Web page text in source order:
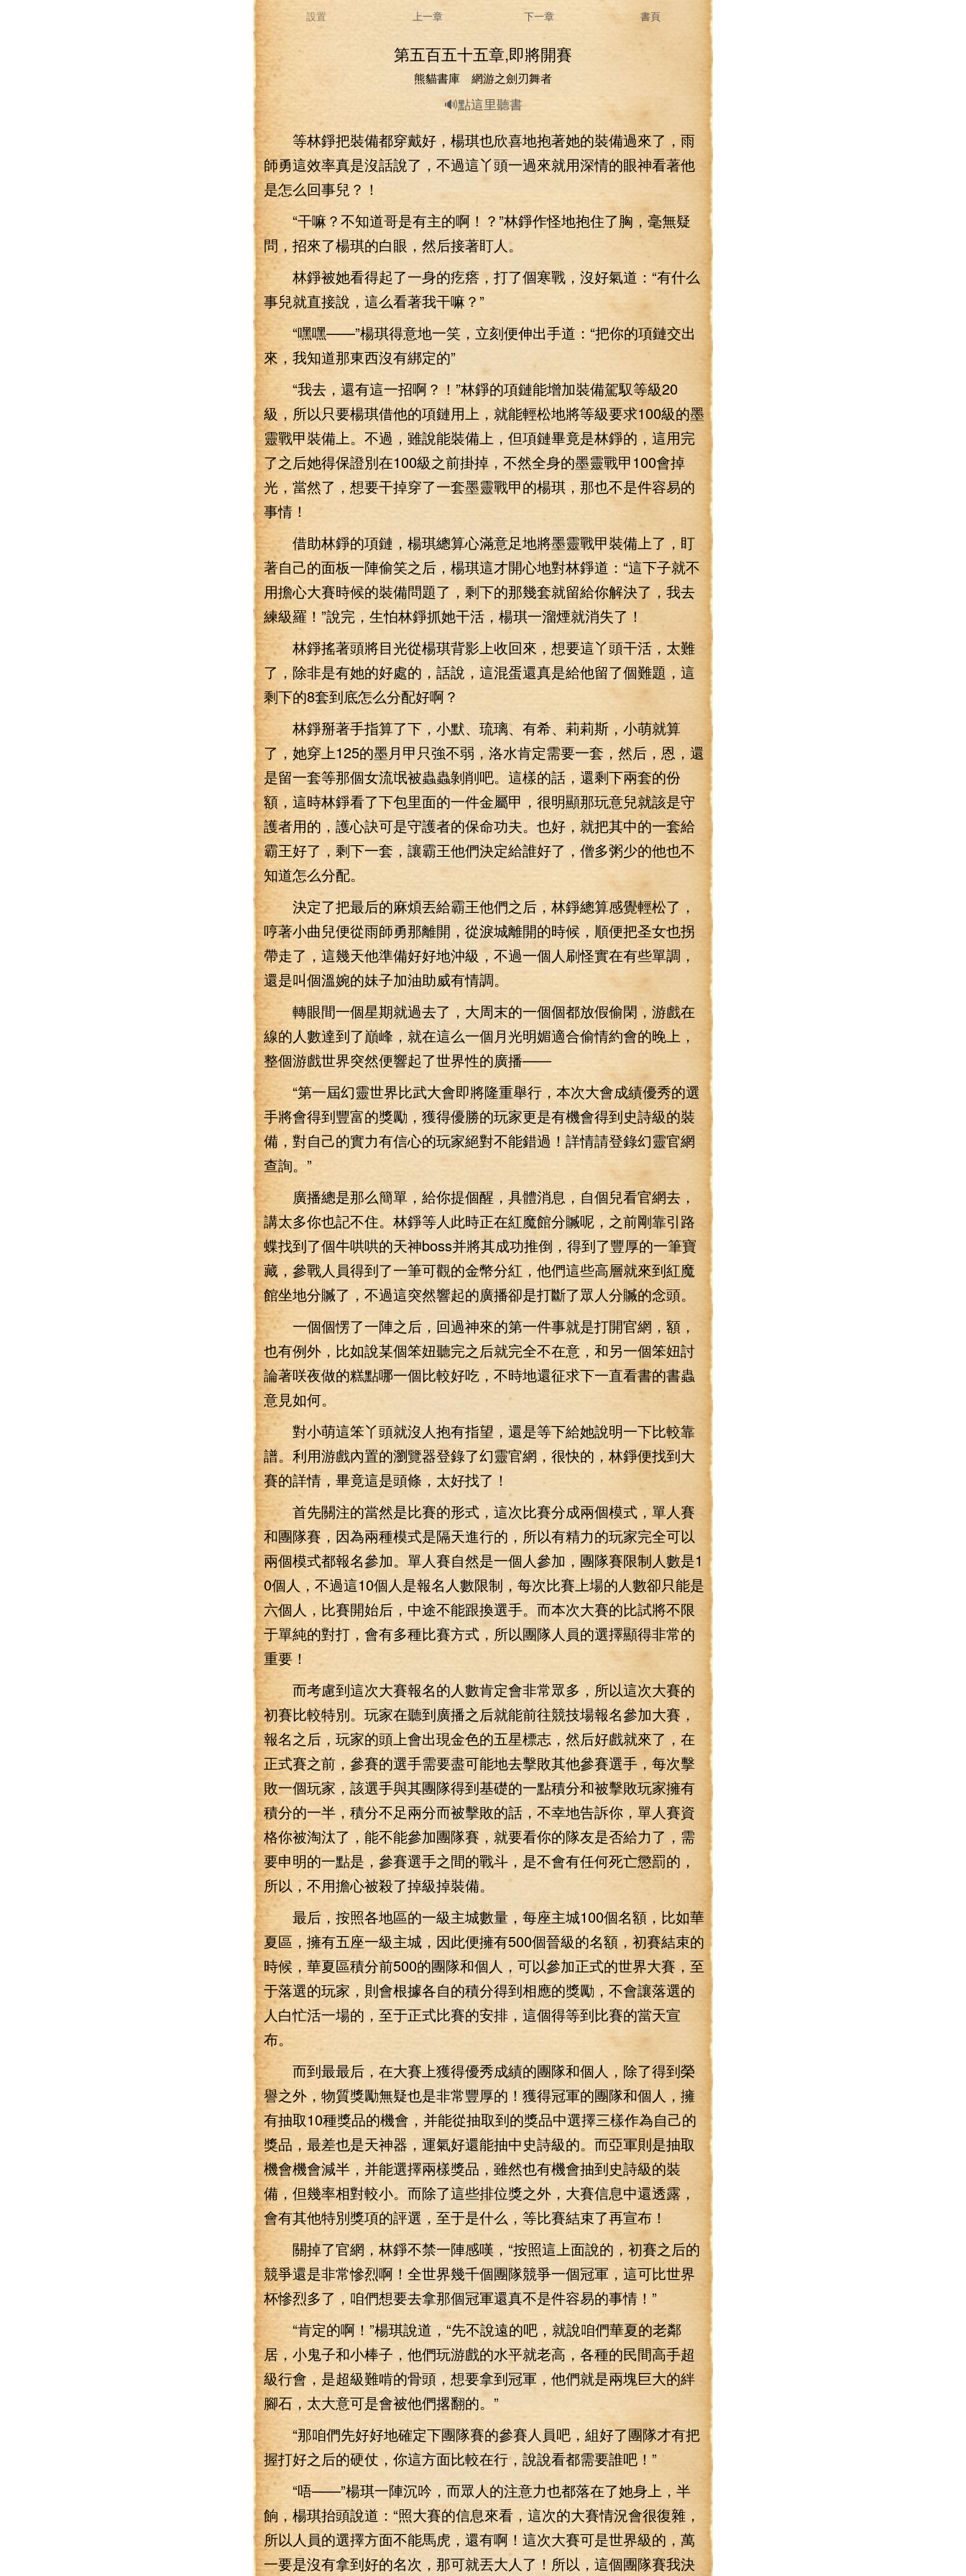
設置 上一章 下一章 書頁
第五百五十五章,即將開賽
熊貓書庫 網游之劍刃舞者
🔊點這里聽書
等林錚把裝備都穿戴好，楊琪也欣喜地抱著她的裝備過來了，雨
師勇這效率真是沒話說了，不過這丫頭一過來就用深情的眼神看著他
是怎么回事兒？！
“干嘛？不知道哥是有主的啊！？”林錚作怪地抱住了胸，毫無疑
問，招來了楊琪的白眼，然后接著盯人。
林錚被她看得起了一身的疙瘩，打了個寒戰，沒好氣道：“有什么
事兒就直接說，這么看著我干嘛？”
“嘿嘿——”楊琪得意地一笑，立刻便伸出手道：“把你的項鏈交出
來，我知道那東西沒有綁定的”
“我去，還有這一招啊？！”林錚的項鏈能增加裝備駕馭等級20
級，所以只要楊琪借他的項鏈用上，就能輕松地將等級要求100級的墨
靈戰甲裝備上。不過，雖說能裝備上，但項鏈畢竟是林錚的，這用完
了之后她得保證別在100級之前掛掉，不然全身的墨靈戰甲100會掉
光，當然了，想要干掉穿了一套墨靈戰甲的楊琪，那也不是件容易的
事情！
借助林錚的項鏈，楊琪總算心滿意足地將墨靈戰甲裝備上了，盯
著自己的面板一陣偷笑之后，楊琪這才開心地對林錚道：“這下子就不
用擔心大賽時候的裝備問題了，剩下的那幾套就留給你解決了，我去
練級羅！”說完，生怕林錚抓她干活，楊琪一溜煙就消失了！
林錚搖著頭將目光從楊琪背影上收回來，想要這丫頭干活，太難
了，除非是有她的好處的，話說，這混蛋還真是給他留了個難題，這
剩下的8套到底怎么分配好啊？
林錚掰著手指算了下，小默、琉璃、有希、莉莉斯，小萌就算
了，她穿上125的墨月甲只強不弱，洛水肯定需要一套，然后，恩，還
是留一套等那個女流氓被蟲蟲剝削吧。這樣的話，還剩下兩套的份
額，這時林錚看了下包里面的一件金屬甲，很明顯那玩意兒就該是守
護者用的，護心訣可是守護者的保命功夫。也好，就把其中的一套給
霸王好了，剩下一套，讓霸王他們決定給誰好了，僧多粥少的他也不
知道怎么分配。
決定了把最后的麻煩丟給霸王他們之后，林錚總算感覺輕松了，
哼著小曲兒便從雨師勇那離開，從淚城離開的時候，順便把圣女也拐
帶走了，這幾天他準備好好地沖級，不過一個人刷怪實在有些單調，
還是叫個溫婉的妹子加油助威有情調。
轉眼間一個星期就過去了，大周末的一個個都放假偷閑，游戲在
線的人數達到了巔峰，就在這么一個月光明媚適合偷情約會的晚上，
整個游戲世界突然便響起了世界性的廣播——
“第一屆幻靈世界比武大會即將隆重舉行，本次大會成績優秀的選
手將會得到豐富的獎勵，獲得優勝的玩家更是有機會得到史詩級的裝
備，對自己的實力有信心的玩家絕對不能錯過！詳情請登錄幻靈官網
查詢。”
廣播總是那么簡單，給你提個醒，具體消息，自個兒看官網去，
講太多你也記不住。林錚等人此時正在紅魔館分贓呢，之前剛靠引路
蝶找到了個牛哄哄的天神boss并將其成功推倒，得到了豐厚的一筆寶
藏，參戰人員得到了一筆可觀的金幣分紅，他們這些高層就來到紅魔
館坐地分贓了，不過這突然響起的廣播卻是打斷了眾人分贓的念頭。
一個個愣了一陣之后，回過神來的第一件事就是打開官網，額，
也有例外，比如說某個笨妞聽完之后就完全不在意，和另一個笨妞討
論著咲夜做的糕點哪一個比較好吃，不時地還征求下一直看書的書蟲
意見如何。
對小萌這笨丫頭就沒人抱有指望，還是等下給她說明一下比較靠
譜。利用游戲內置的瀏覽器登錄了幻靈官網，很快的，林錚便找到大
賽的詳情，畢竟這是頭條，太好找了！
首先關注的當然是比賽的形式，這次比賽分成兩個模式，單人賽
和團隊賽，因為兩種模式是隔天進行的，所以有精力的玩家完全可以
兩個模式都報名參加。單人賽自然是一個人參加，團隊賽限制人數是1
0個人，不過這10個人是報名人數限制，每次比賽上場的人數卻只能是
六個人，比賽開始后，中途不能跟換選手。而本次大賽的比試將不限
于單純的對打，會有多種比賽方式，所以團隊人員的選擇顯得非常的
重要！
而考慮到這次大賽報名的人數肯定會非常眾多，所以這次大賽的
初賽比較特別。玩家在聽到廣播之后就能前往競技場報名參加大賽，
報名之后，玩家的頭上會出現金色的五星標志，然后好戲就來了，在
正式賽之前，參賽的選手需要盡可能地去擊敗其他參賽選手，每次擊
敗一個玩家，該選手與其團隊得到基礎的一點積分和被擊敗玩家擁有
積分的一半，積分不足兩分而被擊敗的話，不幸地告訴你，單人賽資
格你被淘汰了，能不能參加團隊賽，就要看你的隊友是否給力了，需
要申明的一點是，參賽選手之間的戰斗，是不會有任何死亡懲罰的，
所以，不用擔心被殺了掉級掉裝備。
最后，按照各地區的一級主城數量，每座主城100個名額，比如華
夏區，擁有五座一級主城，因此便擁有500個晉級的名額，初賽結束的
時候，華夏區積分前500的團隊和個人，可以參加正式的世界大賽，至
于落選的玩家，則會根據各自的積分得到相應的獎勵，不會讓落選的
人白忙活一場的，至于正式比賽的安排，這個得等到比賽的當天宣
布。
而到最最后，在大賽上獲得優秀成績的團隊和個人，除了得到榮
譽之外，物質獎勵無疑也是非常豐厚的！獲得冠軍的團隊和個人，擁
有抽取10種獎品的機會，并能從抽取到的獎品中選擇三樣作為自己的
獎品，最差也是天神器，運氣好還能抽中史詩級的。而亞軍則是抽取
機會機會減半，并能選擇兩樣獎品，雖然也有機會抽到史詩級的裝
備，但幾率相對較小。而除了這些排位獎之外，大賽信息中還透露，
會有其他特別獎項的評選，至于是什么，等比賽結束了再宣布！
關掉了官網，林錚不禁一陣感嘆，“按照這上面說的，初賽之后的
競爭還是非常慘烈啊！全世界幾千個團隊競爭一個冠軍，這可比世界
杯慘烈多了，咱們想要去拿那個冠軍還真不是件容易的事情！”
“肯定的啊！”楊琪說道，“先不說遠的吧，就說咱們華夏的老鄰
居，小鬼子和小棒子，他們玩游戲的水平就老高，各種的民間高手超
級行會，是超級難啃的骨頭，想要拿到冠軍，他們就是兩塊巨大的絆
腳石，太大意可是會被他們撂翻的。”
“那咱們先好好地確定下團隊賽的參賽人員吧，組好了團隊才有把
握打好之后的硬仗，你這方面比較在行，說說看都需要誰吧！”
“唔——”楊琪一陣沉吟，而眾人的注意力也都落在了她身上，半
餉，楊琪抬頭說道：“照大賽的信息來看，這次的大賽情況會很復雜，
所以人員的選擇方面不能馬虎，還有啊！這次大賽可是世界級的，萬
一要是沒有拿到好的名次，那可就丟大人了！所以，這個團隊賽我決